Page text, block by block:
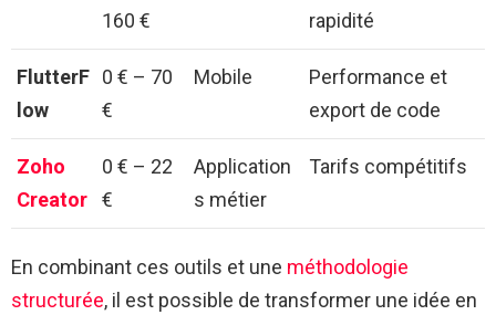
160 €
rapidité
FlutterF
low
0 € – 70
€
Mobile
Performance et
export de code
Zoho
Creator
0 € – 22
€
Application
s métier
Tarifs compétitifs
En combinant ces outils et une méthodologie
structurée, il est possible de transformer une idée en